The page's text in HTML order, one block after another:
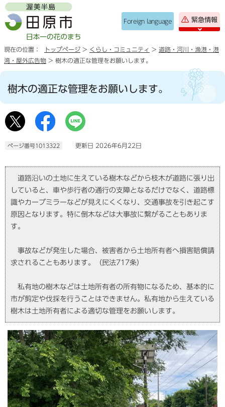
Foreign language 緊急情報
現在の位置： トップページ > くらし・コミュニティ > 道路・河川・漁港・港
湾・屋外広告物 > 樹木の適正な管理をお願いします。
樹木の適正な管理をお願いします。
ページ番号1013322 更新日 2026年6月22日
道路沿いの土地に生えている樹木などから枝木が道路に張り出
していると、車や歩行者の通行の支障となるだけでなく、道路標
識やカーブミラーなどが見えにくくなり、交通事故を引き起こす
原因となります。特に倒木などは大事故に繋がることもありま
す。
事故などが発生した場合、被害者から土地所有者へ損害賠償請
求されることもあります。（民法717条）
私有地の樹木などは土地所有者の所有物になるため、基本的に
市が剪定や伐採を行うことはできません。私有地から生えている
樹木は土地所有者による適切な管理をお願いします。